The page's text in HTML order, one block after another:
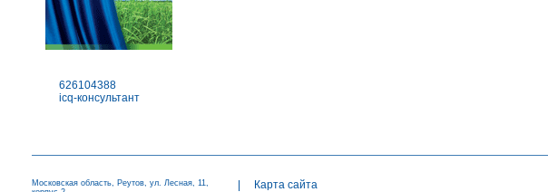
626104388
icq-консультант
Московская область, Реутов, ул. Лесная, 11,
Карта сайта